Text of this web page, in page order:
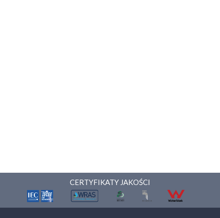
CERTYFIKATY JAKOŚCI